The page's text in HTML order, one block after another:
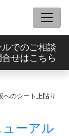
ルでのご相談
せはこちら
のシート上貼り
ーアル